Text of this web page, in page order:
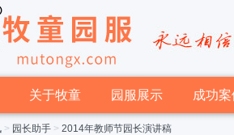
关于牧童 园服展示 成功案
> 园长助手 > 2014年教师节园长演讲稿